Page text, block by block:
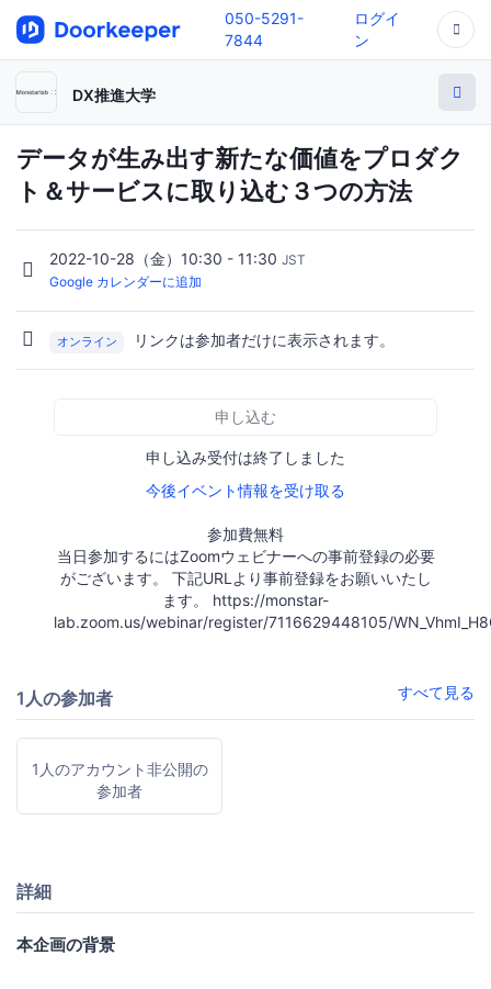
050-5291-
7844
ログイ
ン
DX推進大学
データが生み出す新たな価値をプロダク
ト＆サービスに取り込む３つの方法
2022-10-28（金）10:30 - 11:30 JST
Google カレンダーに追加
オンライン リンクは参加者だけに表示されます。
申し込む
申し込み受付は終了しました
今後イベント情報を受け取る
参加費無料
当日参加するにはZoomウェビナーへの事前登録の必要
がございます。 下記URLより事前登録をお願いいたし
ます。 https://monstar-
lab.zoom.us/webinar/register/7116629448105/
1人の参加者 すべて見る
1人のアカウント非公開の
参加者
詳細
本企画の背景